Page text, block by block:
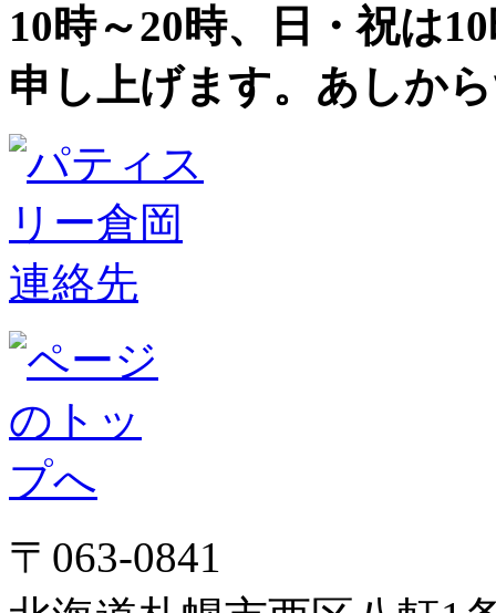
10時～20時、日・祝は
申し上げます。あしか
〒063-0841